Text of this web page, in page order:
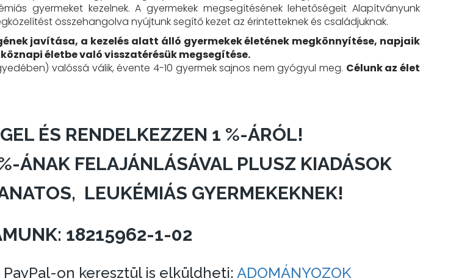
gyermeket kezelnek. A gyermekek megsegítésének lehetőségeit Alapítványunk
összehangolva nyújtunk segítő kezet az érintetteknek és családjuknak.
javítása, a kezelés alatt álló gyermekek életének megkönnyítése, napjaik
életbe való visszatérésük megsegítése.
valóssá válik, évente 4-10 gyermek sajnos nem gyógyul meg. Célunk az élet
ÉS RENDELKEZZEN 1 %-ÁRÓL!
ÁNAK FELAJÁNLÁSÁVAL PLUSZ KIADÁSOK
LEUKÉMIÁS GYERMEKEKNEK!
18215962-1-02
on keresztül is elküldheti: ADOMÁNYOZOK